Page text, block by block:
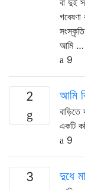
আমি …
9
2 আমি
একটি
9
3 দুধে